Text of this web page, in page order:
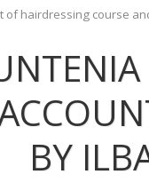
of hairdressing course
BY